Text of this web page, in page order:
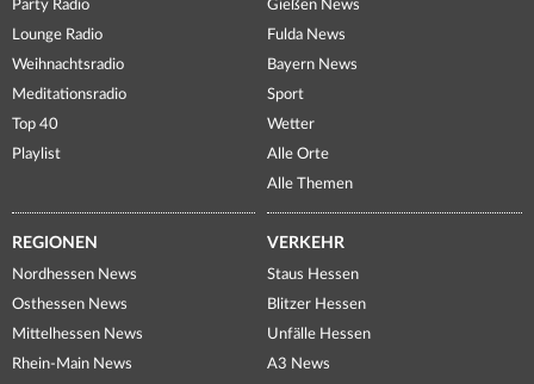
Party Radio
Lounge Radio
Weihnachtsradio
Meditationsradio
Top 40
Playlist
Gießen News
Fulda News
Bayern News
Sport
Wetter
Alle Orte
Alle Themen
REGIONEN
Nordhessen News
Osthessen News
Mittelhessen News
Rhein-Main News
VERKEHR
Staus Hessen
Blitzer Hessen
Unfälle Hessen
A3 News